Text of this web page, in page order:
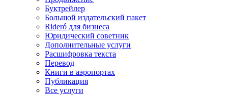
Буктрейлер
Большой издательский пакет
Rideró для бизнеса
Юридический советник
Дополнительные услуги
Расшифровка текста
Перевод
Книги в аэропортах
Публикация
Все услуги